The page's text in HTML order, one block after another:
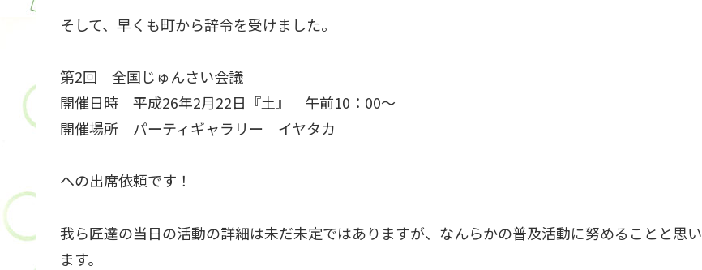
そして、早くも町から辞令を受けました。
第2回 全国じゅんさい会議
開催日時 平成26年2月22日『土』 午前10：00〜
開催場所 パーティギャラリー イヤタカ
への出席依頼です！
我ら匠達の当日の活動の詳細は未だ未定ではありますが、なんらかの普及活動に努めることと思い
ます。